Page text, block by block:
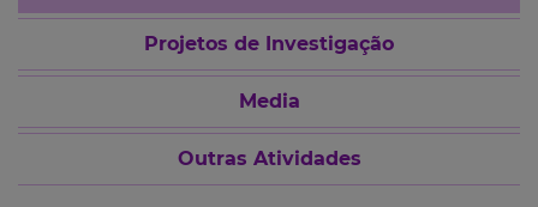
Projetos de Investigação
Media
Outras Atividades